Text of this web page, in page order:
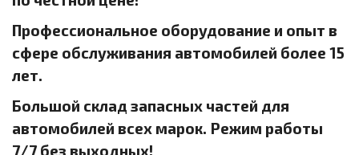
Профессиональное оборудование и опыт в
сфере обслуживания автомобилей более 15
лет.
Большой склад запасных частей для
автомобилей всех марок. Режим работы
7/7 без выходных!